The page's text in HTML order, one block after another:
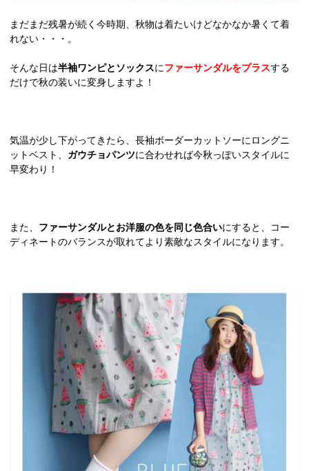
まだまだ残暑が続く今時期、秋物は着たいけどなかなか暑くて着
れない・・・。
そんな日は半袖ワンピとソックスにファーサンダルをプラスする
だけで秋の装いに変身しますよ！
気温が少し下がってきたら、長袖ボーダーカットソーにロングニ
ットベスト、 ガウチョパンツに合わせれば今秋っぽいスタイルに
早変わり！
また、 ファーサンダルとお洋服の色を同じ色合いにすると、コー
ディネートのバランスが取れてより素敵なスタイルになります。